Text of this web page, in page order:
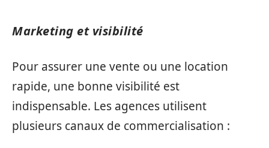
Marketing et visibilité
Pour assurer une vente ou une location
rapide, une bonne visibilité est
indispensable. Les agences utilisent
plusieurs canaux de commercialisation :